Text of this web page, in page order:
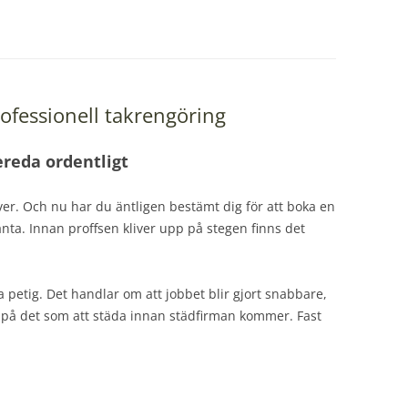
takrengöring
ordentligt
Och nu har du äntligen bestämt dig för att boka en
Innan proffsen kliver upp på stegen finns det
petig. Det handlar om att jobbet blir gjort snabbare,
det som att städa innan städfirman kommer. Fast